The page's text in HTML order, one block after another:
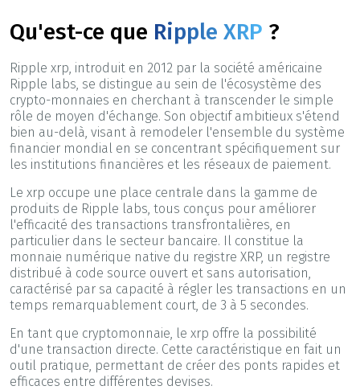
Qu'est-ce que Ripple XRP ?
Ripple xrp, introduit en 2012 par la société américaine
Ripple labs, se distingue au sein de l'écosystème des
crypto-monnaies en cherchant à transcender le simple
rôle de moyen d'échange. Son objectif ambitieux s'étend
bien au-delà, visant à remodeler l'ensemble du système
financier mondial en se concentrant spécifiquement sur
les institutions financières et les réseaux de paiement.
Le xrp occupe une place centrale dans la gamme de
produits de Ripple labs, tous conçus pour améliorer
l'efficacité des transactions transfrontalières, en
particulier dans le secteur bancaire. Il constitue la
monnaie numérique native du registre XRP, un registre
distribué à code source ouvert et sans autorisation,
caractérisé par sa capacité à régler les transactions en un
temps remarquablement court, de 3 à 5 secondes.
En tant que cryptomonnaie, le xrp offre la possibilité
d'une transaction directe. Cette caractéristique en fait un
outil pratique, permettant de créer des ponts rapides et
efficaces entre différentes devises.